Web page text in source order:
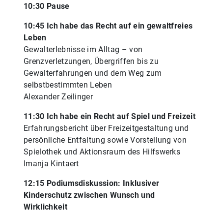
10:30 Pause
10:45 Ich habe das Recht auf ein gewaltfreies
Leben
Gewalterlebnisse im Alltag – von
Grenzverletzungen, Übergriffen bis zu
Gewalterfahrungen und dem Weg zum
selbstbestimmten Leben
Alexander Zeilinger
11:30 Ich habe ein Recht auf Spiel und Freizeit
Erfahrungsbericht über Freizeitgestaltung und
persönliche Entfaltung sowie Vorstellung von
Spielothek und Aktionsraum des Hilfswerks
Imanja Kintaert
12:15 Podiumsdiskussion: Inklusiver
Kinderschutz zwischen Wunsch und
Wirklichkeit